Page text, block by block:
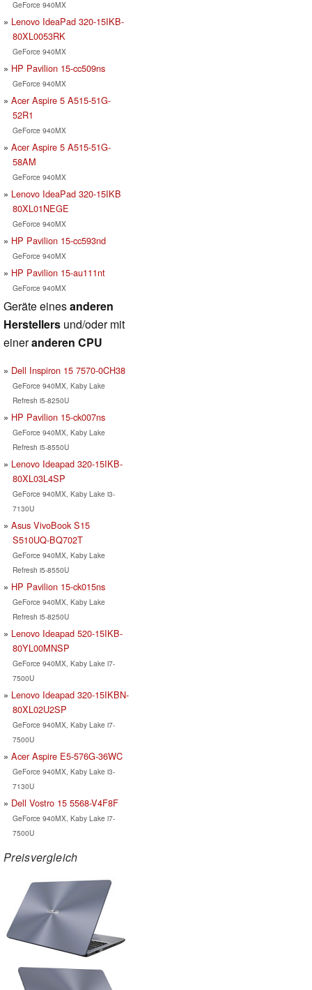
GeForce 940MX
Lenovo IdeaPad 320-15IKB-
80XL0053RK
GeForce 940MX
HP Pavilion 15-cc509ns
GeForce 940MX
Acer Aspire 5 A515-51G-
52R1
GeForce 940MX
Acer Aspire 5 A515-51G-
58AM
GeForce 940MX
Lenovo IdeaPad 320-15IKB
80XL01NEGE
GeForce 940MX
HP Pavilion 15-cc593nd
GeForce 940MX
HP Pavilion 15-au111nt
GeForce 940MX
Geräte einesanderen
Herstellers und/oder mit
eineranderen CPU
Dell Inspiron 15 7570-0CH38
GeForce 940MX, Kaby Lake
Refresh i5-8250U
HP Pavilion 15-ck007ns
GeForce 940MX, Kaby Lake
Refresh i5-8550U
Lenovo Ideapad 320-15IKB-
80XL03L4SP
GeForce 940MX, Kaby Lake i3-
7130U
Asus VivoBook S15
S510UQ-BQ702T
GeForce 940MX, Kaby Lake
Refresh i5-8550U
HP Pavilion 15-ck015ns
GeForce 940MX, Kaby Lake
Refresh i5-8250U
Lenovo Ideapad 520-15IKB-
80YL00MNSP
GeForce 940MX, Kaby Lake i7-
7500U
Lenovo Ideapad 320-15IKBN-
80XL02U2SP
GeForce 940MX, Kaby Lake i7-
7500U
Acer Aspire E5-576G-36WC
GeForce 940MX, Kaby Lake i3-
7130U
Dell Vostro 15 5568-V4F8F
GeForce 940MX, Kaby Lake i7-
7500U
Preisvergleich